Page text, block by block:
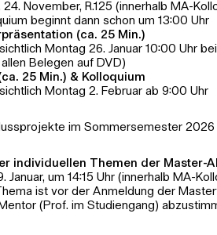
24. November, R.125 (innerhalb MA-
beginnt dann schon um 13:00 Uhr
(ca. 25 Min.)
Montag 26. Januar 10:00 Uhr
Belegen auf DVD)
25 Min.) & Kolloquium
Montag 2. Februar ab 9:00 Uhr
im Sommersemester 2026
individuellen Themen der Master-
Januar, um 14:15 Uhr (innerhalb MA-
ist vor der Anmeldung der
(Prof. im Studiengang)